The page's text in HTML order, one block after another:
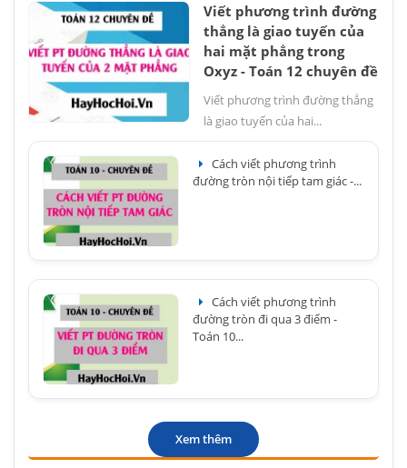
Viết phương trình đường
thẳng là giao tuyến của
hai mặt phẳng trong
Oxyz - Toán 12 chuyên đề
Viết phương trình đường thẳng
là giao tuyến của hai...
Cách viết phương trình
đường tròn nội tiếp tam giác -...
Cách viết phương trình
đường tròn đi qua 3 điểm -
Toán 10...
Xem thêm